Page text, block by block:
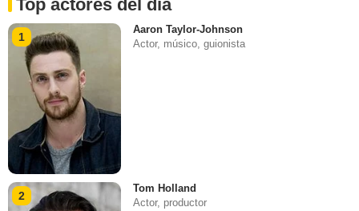
Top actores del día
1
Aaron Taylor-Johnson
Actor, músico, guionista
2
Tom Holland
Actor, productor